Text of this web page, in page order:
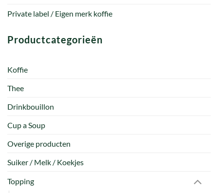
Private label / Eigen merk koffie
Productcategorieën
Koffie
Thee
Drinkbouillon
Cup a Soup
Overige producten
Suiker / Melk / Koekjes
Topping